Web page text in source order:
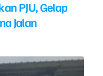
PJU, Gelap
Jalan